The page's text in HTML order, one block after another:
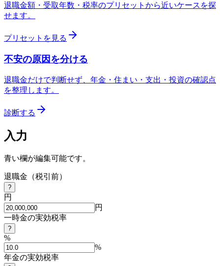
退職金額・受取年数・税率のプリセットから近いケースを探
せます。
プリセットを見る
不安の原因を分ける
退職金だけで判断せず、年金・住まい・支出・投資の確認点
を整理します。
診断する
入力
青い欄が編集可能です。
退職金（税引前）
?
円
円
一時金の実効税率
?
%
%
年金の実効税率